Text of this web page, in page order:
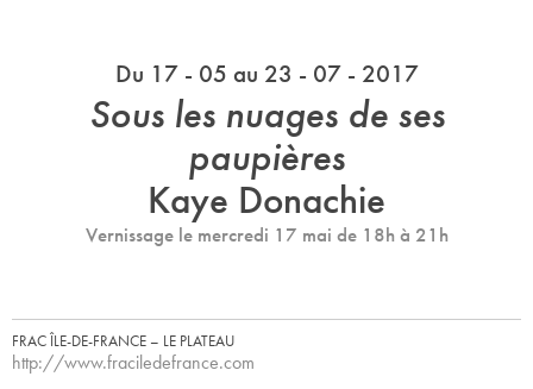
Du 17 - 05 au 23 - 07 - 2017
Sous les nuages de ses
paupières
Kaye Donachie
Vernissage le mercredi 17 mai de 18h à 21h
FRAC ÎLE-DE-FRANCE – LE PLATEAU
http://www.fraciledefrance.com